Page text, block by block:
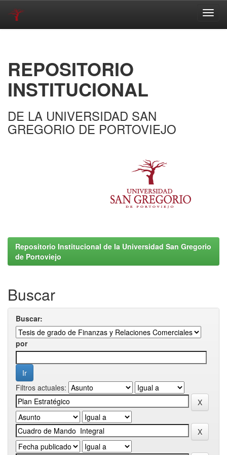
REPOSITORIO
INSTITUCIONAL
DE LA UNIVERSIDAD SAN
GREGORIO DE PORTOVIEJO
Repositorio Institucional de la Universidad San Gregorio
de Portoviejo
Buscar
Buscar:
por
Filtros actuales: